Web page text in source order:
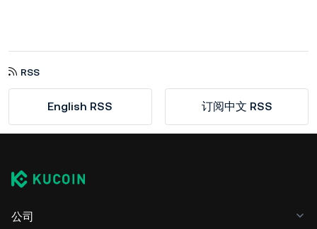
RSS
English RSS 订阅中文 RSS
公司